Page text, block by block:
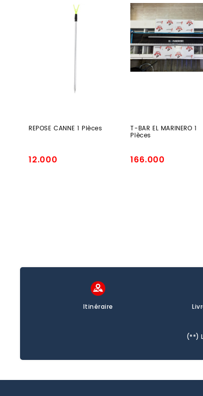
REPOSE CANNE 1 Pièces
Prix
12.000
T-
BAR
EL
MARINERO
1
Pièces
T-BAR EL MARINERO 1
Pièces
Prix
166.000
Itinéraire
(**)